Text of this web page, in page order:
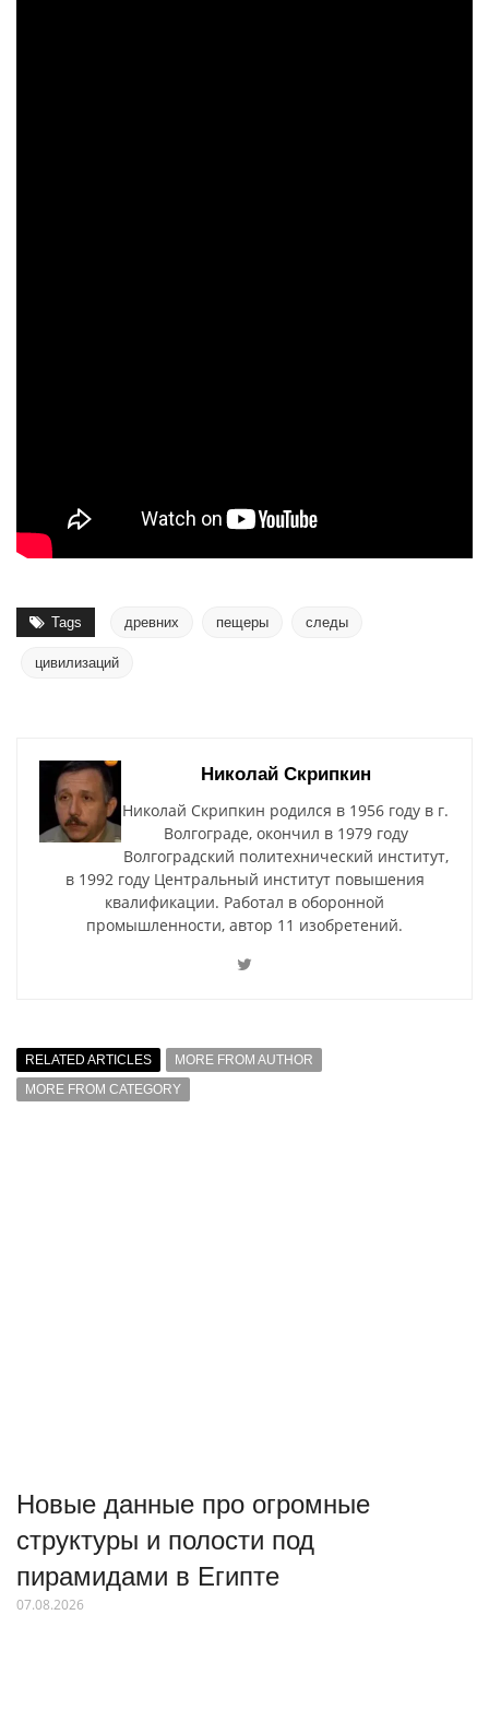
Tags древних пещеры следы
цивилизаций
Николай Скрипкин
Николай Скрипкин родился в 1956 году в г.
Волгограде, окончил в 1979 году
Волгоградский политехнический институт,
в 1992 году Центральный институт повышения
квалификации. Работал в оборонной
промышленности, автор 11 изобретений.
RELATED ARTICLES
MORE FROM AUTHOR
MORE FROM CATEGORY
Новые данные про огромные
структуры и полости под
пирамидами в Египте
07.08.2026